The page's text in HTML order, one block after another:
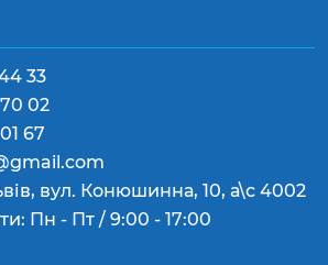
33
02
67
вул. Конюшинна, 10, а\с 4002
Пн - Пт / 9:00 - 17:00